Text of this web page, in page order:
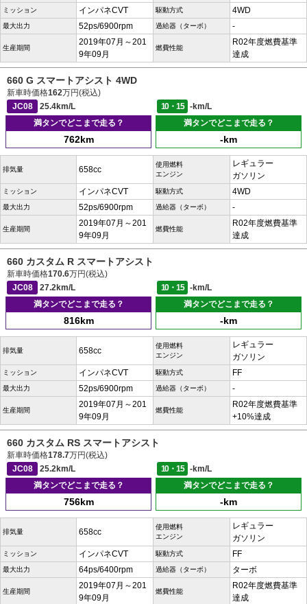
ミッション インパネCVT 駆動方式 4WD
最大出力 52ps/6900rpm 過給器（ターボ） -
生産期間
2019年07月～201
9年09月
燃費性能
R02年度燃費基準
達成
660 G スマートアシスト 4WD
新車時価格162万円(税込)
JC08
25.4km/L 10・15
-km/L
満タンでどこまで走る？
762km
満タンでどこまで走る？
-km
排気量 658cc
使用燃料
エンジン
レギュラー
ガソリン
ミッション インパネCVT 駆動方式 4WD
最大出力 52ps/6900rpm 過給器（ターボ） -
生産期間
2019年07月～201
9年09月
燃費性能
R02年度燃費基準
達成
660 カスタム R スマートアシスト
新車時価格170.6万円(税込)
JC08
27.2km/L 10・15
-km/L
満タンでどこまで走る？
816km
満タンでどこまで走る？
-km
排気量 658cc
使用燃料
エンジン
レギュラー
ガソリン
ミッション インパネCVT 駆動方式 FF
最大出力 52ps/6900rpm 過給器（ターボ） -
生産期間
2019年07月～201
9年09月
燃費性能
R02年度燃費基準
+10%達成
660 カスタム RS スマートアシスト
新車時価格178.7万円(税込)
JC08
25.2km/L 10・15
-km/L
満タンでどこまで走る？
756km
満タンでどこまで走る？
-km
排気量 658cc
使用燃料
エンジン
レギュラー
ガソリン
ミッション インパネCVT 駆動方式 FF
最大出力 64ps/6400rpm 過給器（ターボ） ターボ
生産期間
2019年07月～201
9年09月
燃費性能
R02年度燃費基準
達成